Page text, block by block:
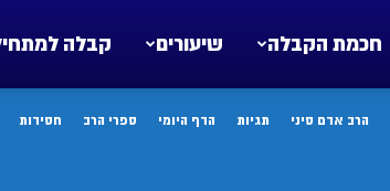
קבלה שיעורים חכמת הקבלה
הרב אדם סיני תגיות הדף היומי ספרי הרב חסידות